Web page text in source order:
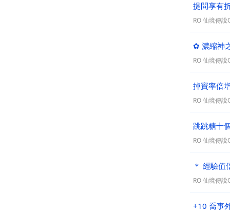
提問享有
RO 仙境傳
✿ 濃縮神
RO 仙境傳
掉寶率倍
RO 仙境傳
跳跳糖十
RO 仙境傳
＊ 經驗值
RO 仙境傳
+10 喬事